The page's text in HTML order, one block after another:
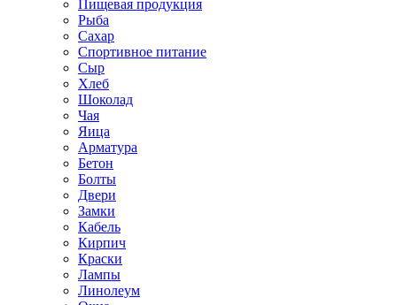
Пищевая продукция
Рыба
Сахар
Спортивное питание
Сыр
Хлеб
Шоколад
Чая
Яица
Арматура
Бетон
Болты
Двери
Замки
Кабель
Кирпич
Краски
Лампы
Линолеум